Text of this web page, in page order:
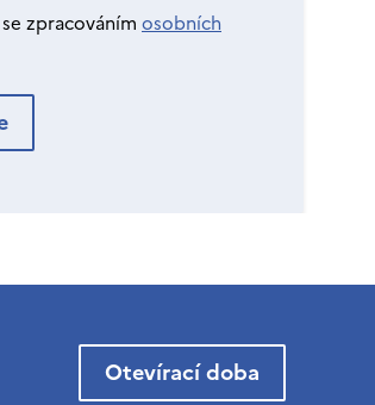
zpracováním osobních
Otevírací doba